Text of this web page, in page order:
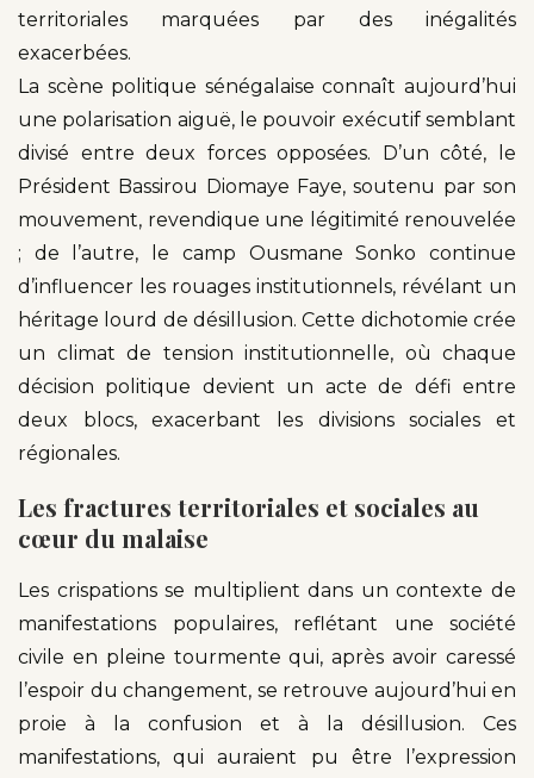
territoriales marquées par des inégalités
exacerbées.
La scène politique sénégalaise connaît aujourd’hui
une polarisation aiguë, le pouvoir exécutif semblant
divisé entre deux forces opposées. D’un côté, le
Président Bassirou Diomaye Faye, soutenu par son
mouvement, revendique une légitimité renouvelée
; de l’autre, le camp Ousmane Sonko continue
d’influencer les rouages institutionnels, révélant un
héritage lourd de désillusion. Cette dichotomie crée
un climat de tension institutionnelle, où chaque
décision politique devient un acte de défi entre
deux blocs, exacerbant les divisions sociales et
régionales.
Les fractures territoriales et sociales au
cœur du malaise
Les crispations se multiplient dans un contexte de
manifestations populaires, reflétant une société
civile en pleine tourmente qui, après avoir caressé
l’espoir du changement, se retrouve aujourd’hui en
proie à la confusion et à la désillusion. Ces
manifestations, qui auraient pu être l’expression